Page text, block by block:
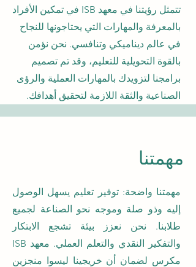
تتمثل رؤيتنا في معهد ISB في تمكين الأفراد
بالمعرفة والمهارات التي يحتاجونها للنجاح
في عالم ديناميكي وتنافسي. نحن نؤمن
بالقوة التحويلية للتعليم، وقد تم تصميم
برامجنا لتزويدك بالمهارات العملية والرؤى
الصناعية والثقة اللازمة لتحقيق أهدافك.
مهمتنا
مهمتنا واضحة: توفير تعليم يسهل الوصول
إليه وذو صلة وموجه نحو الصناعة لجميع
طلابنا. نحن نعزز بيئة تشجع الابتكار
والتفكير النقدي والتعلم العملي. معهد ISB
مكرس لضمان أن خريجينا ليسوا منجزين